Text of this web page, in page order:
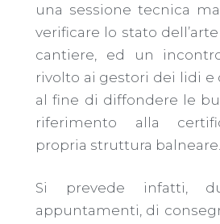
una sessione tecnica
verificare lo stato
cantiere, ed un
rivolto ai gestori dei lidi e
al fine di diffondere le
riferimento alla
propria struttura balneare.
Si prevede infatti,
appuntamenti, di